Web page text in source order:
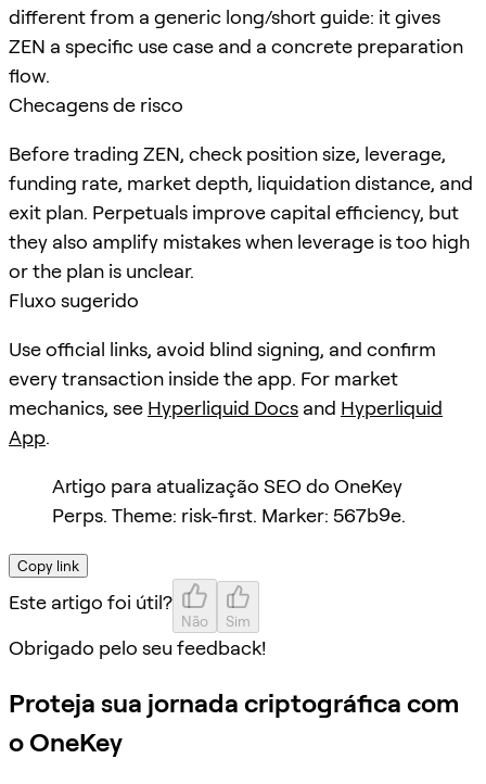
different from a generic long/short guide: it gives
ZEN a specific use case and a concrete preparation
flow.
Checagens de risco
Before trading ZEN, check position size, leverage,
funding rate, market depth, liquidation distance, and
exit plan. Perpetuals improve capital efficiency, but
they also amplify mistakes when leverage is too high
or the plan is unclear.
Fluxo sugerido
Use official links, avoid blind signing, and confirm
every transaction inside the app. For market
mechanics, see Hyperliquid Docs and Hyperliquid
App.
Artigo para atualização SEO do OneKey
Perps. Theme: risk-first. Marker: 567b9e.
Copy link
Este artigo foi útil?
Não Sim
Obrigado pelo seu feedback!
Proteja sua jornada criptográfica com
o OneKey